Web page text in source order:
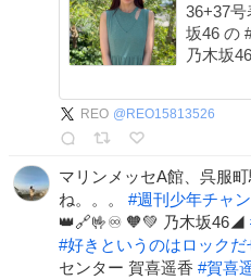
36+37
坂46 の #
乃木坂
かっき
登場
REO @ REO15813526
マリンメッセA館、呉服
ね。。。 #週刊少年チャ
👑🔗🤟♾️ 🧡💚 乃木坂46◢
#好きというのはロックだ
センター 賀喜遥香 #賀喜